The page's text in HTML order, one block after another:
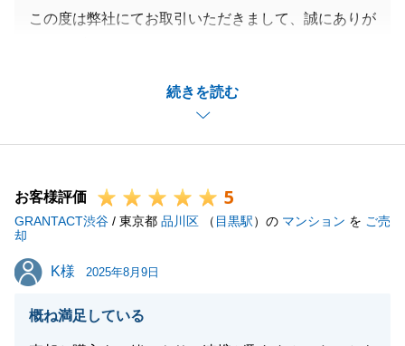
続きを読む
この度は弊社にてお取引いただきまして、誠にありが
ール等ご迷惑をおかけしてしまう部分もあり、申し訳
また不動産に関するお悩みがございましたら是非お声
お客様評価 5
GRANTACT渋谷 / 東京都 品川区 （ 目黒駅）の マンション を ご売
却
K様
K様 2025年8月9日
概ね満足している